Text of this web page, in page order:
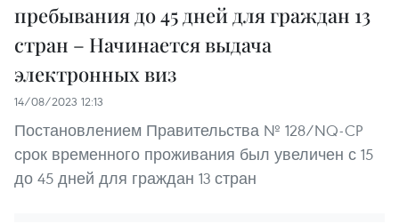
пребывания до 45 дней для граждан 13
стран – Начинается выдача
электронных виз
14/08/2023 12:13
Постановлением Правительства № 128/NQ-CP
срок временного проживания был увеличен с 15
до 45 дней для граждан 13 стран